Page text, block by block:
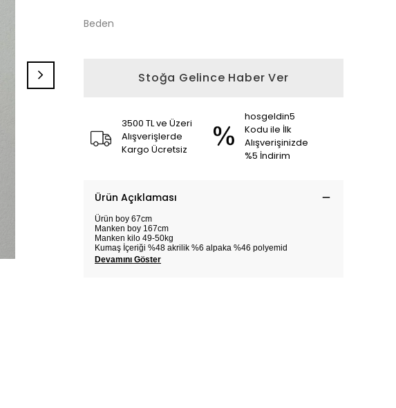
Beden
Stoğa Gelince Haber Ver
3500 TL ve Üzeri
Alışverişlerde
Kargo Ücretsiz
hosgeldin5
Kodu ile İlk
Alışverişinizde
%5 İndirim
Ürün Açıklaması
Ürün boy 67cm
Manken boy 167cm
Manken kilo 49-50kg
Kumaş İçeriği %48 akrilik %6 alpaka %46 polyemid
Devamını Göster